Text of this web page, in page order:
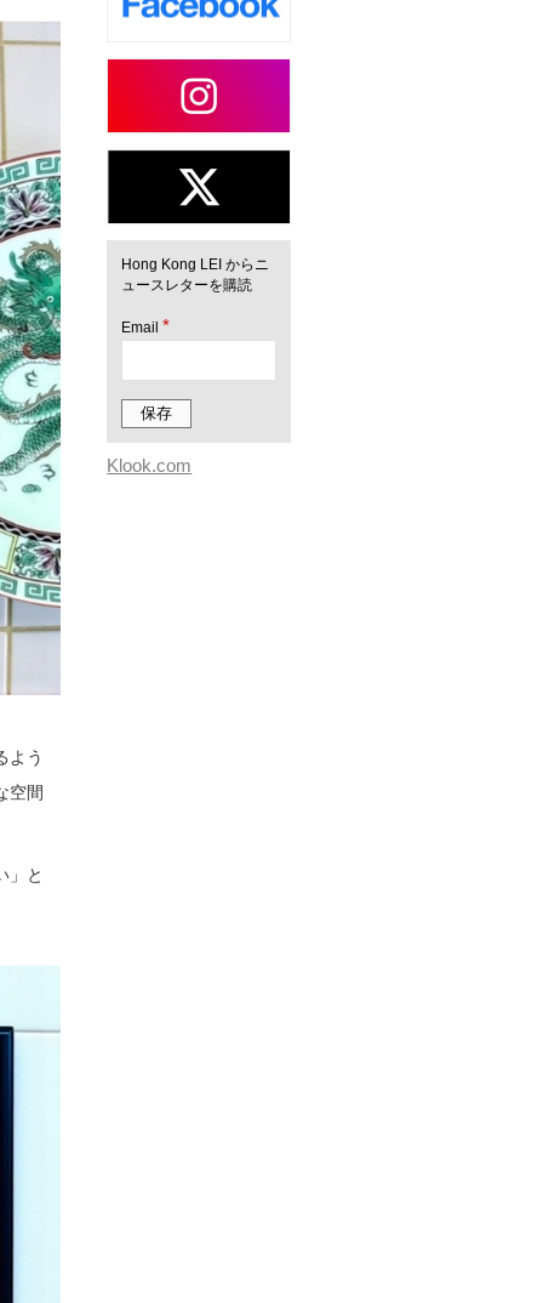
よう
空間
」と
Hong Kong LEI からニ
ュースレターを購読
Email*
Klook.com